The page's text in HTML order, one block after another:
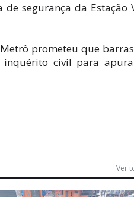
segurança da Estação
prometeu que
inquérito civil para
Ver